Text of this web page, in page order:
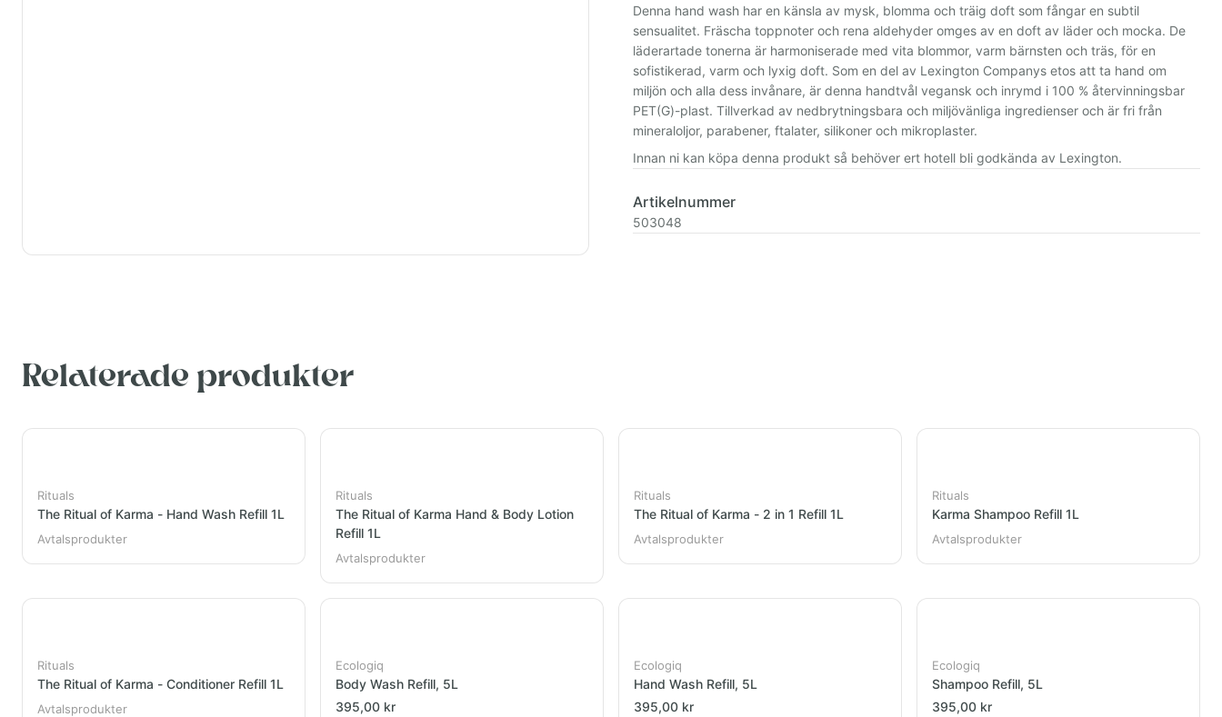
Denna hand wash har en känsla av mysk, blomma och träig doft som fångar en subtil
sensualitet. Fräscha toppnoter och rena aldehyder omges av en doft av läder och mocka. De
läderartade tonerna är harmoniserade med vita blommor, varm bärnsten och träs, för en
sofistikerad, varm och lyxig doft. Som en del av Lexington Companys etos att ta hand om
miljön och alla dess invånare, är denna handtvål vegansk och inrymd i 100 % återvinningsbar
PET(G)-plast. Tillverkad av nedbrytningsbara och miljövänliga ingredienser och är fri från
mineraloljor, parabener, ftalater, silikoner och mikroplaster.
Innan ni kan köpa denna produkt så behöver ert hotell bli godkända av Lexington.
Artikelnummer
503048
Relaterade produkter
Rituals
The Ritual of Karma - Hand Wash Refill 1L
Avtalsprodukter
Rituals
The Ritual of Karma Hand & Body Lotion
Refill 1L
Avtalsprodukter
Rituals
The Ritual of Karma - 2 in 1 Refill 1L
Avtalsprodukter
Rituals
Karma Shampoo Refill 1L
Avtalsprodukter
Rituals
The Ritual of Karma - Conditioner Refill 1L
Avtalsprodukter
Ecologiq
Body Wash Refill, 5L
395,00 kr
Ecologiq
Hand Wash Refill, 5L
395,00 kr
Ecologiq
Shampoo Refill, 5L
395,00 kr